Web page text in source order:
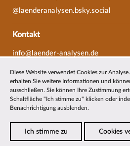
@laenderanalysen.bsky.social
Kontakt
info@laender-analysen.de
Fax: 0421/218-69607
Redaktionen
Wissenschaftliche Beiräte
Über die Länder-Analysen
Diese Website verwendet Cookies zur
erhalten Sie weitere Informationen und
ausschließen. Sie können Ihre Zustimmung
Schaltfläche "Ich stimme zu" klicken oder
Benachrichtigung ausblenden.
Ich stimme zu Cookies